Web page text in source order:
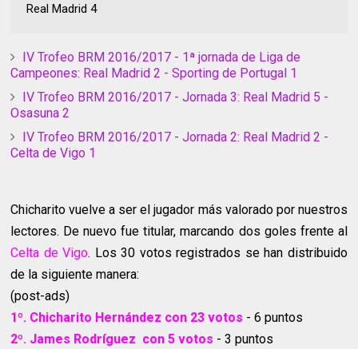
Real Madrid 4
IV Trofeo BRM 2016/2017 - 1ª jornada de Liga de
Campeones: Real Madrid 2 - Sporting de Portugal 1
IV Trofeo BRM 2016/2017 - Jornada 3: Real Madrid 5 -
Osasuna 2
IV Trofeo BRM 2016/2017 - Jornada 2: Real Madrid 2 -
Celta de Vigo 1
Chicharito vuelve a ser el jugador más valorado por nuestros
lectores. De nuevo fue titular, marcando dos goles frente al
Celta de Vigo. Los 30 votos registrados se han distribuido
de la siguiente manera:
(post-ads)
1º. Chicharito Hernández con 23 votos - 6 puntos
2º. James Rodríguez con 5 votos - 3 puntos